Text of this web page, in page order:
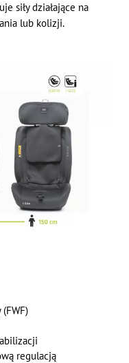
siły działające na
lub kolizji.
regulacją